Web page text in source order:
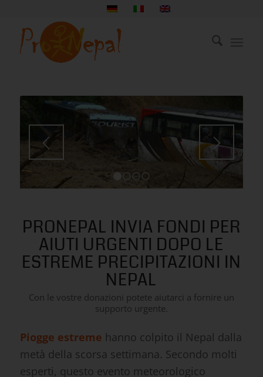
PRONEPAL INVIA FONDI PER
AIUTI URGENTI DOPO LE
ESTREME PRECIPITAZIONI IN
NEPAL
Con le vostre donazioni potete aiutarci a fornire un
supporto urgente.
Piogge estreme hanno colpito il Nepal dalla
metà della scorsa settimana. Secondo molti
esperti, questo evento meteorologico